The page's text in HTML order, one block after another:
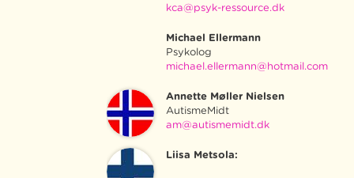
kca@psyk-ressource.dk
Michael Ellermann
Psykolog
michael.ellermann@hotmail.com
Annette Møller Nielsen
AutismeMidt
am@autismemidt.dk
Liisa Metsola: